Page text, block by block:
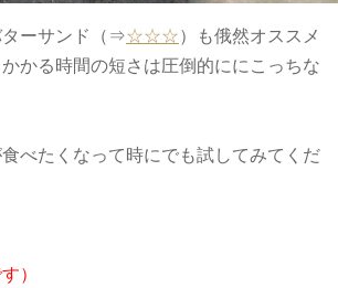
ターサンド（⇒☆☆☆）も俄然オススメ
かる時間の短さは圧倒的ににこっちな
べたくなって時にでも試してみてくだ
）